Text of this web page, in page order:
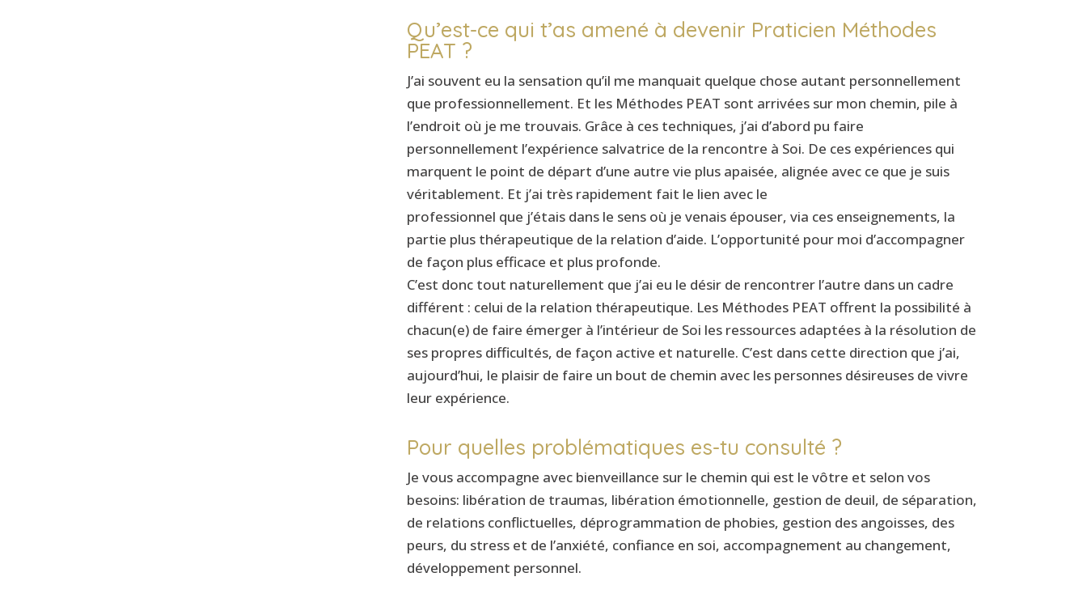
Qu’est-ce qui t’as amené à devenir Praticien Méthodes
PEAT ?
J’ai souvent eu la sensation qu’il me manquait quelque chose autant personnellement
que professionnellement. Et les Méthodes PEAT sont arrivées sur mon chemin, pile à
l’endroit où je me trouvais. Grâce à ces techniques, j’ai d’abord pu faire
personnellement l’expérience salvatrice de la rencontre à Soi. De ces expériences qui
marquent le point de départ d’une autre vie plus apaisée, alignée avec ce que je suis
véritablement. Et j’ai très rapidement fait le lien avec le
professionnel que j’étais dans le sens où je venais épouser, via ces enseignements, la
partie plus thérapeutique de la relation d’aide. L’opportunité pour moi d’accompagner
de façon plus efficace et plus profonde.
C’est donc tout naturellement que j’ai eu le désir de rencontrer l’autre dans un cadre
différent : celui de la relation thérapeutique. Les Méthodes PEAT offrent la possibilité à
chacun(e) de faire émerger à l’intérieur de Soi les ressources adaptées à la résolution de
ses propres difficultés, de façon active et naturelle. C’est dans cette direction que j’ai,
aujourd’hui, le plaisir de faire un bout de chemin avec les personnes désireuses de vivre
leur expérience.
Pour quelles problématiques es-tu consulté ?
Je vous accompagne avec bienveillance sur le chemin qui est le vôtre et selon vos
besoins: libération de traumas, libération émotionnelle, gestion de deuil, de séparation,
de relations conflictuelles, déprogrammation de phobies, gestion des angoisses, des
peurs, du stress et de l’anxiété, confiance en soi, accompagnement au changement,
développement personnel.